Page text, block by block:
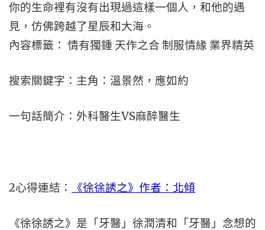
你的生命裡有沒有出現過這樣一個人，和他的遇
見，仿佛跨越了星辰和大海。
內容標籤： 情有獨鍾 天作之合 制服情緣 業界精英
搜索關鍵字：主角：溫景然，應如約
一句話簡介：外科醫生VS麻醉醫生
2心得連結： 《徐徐誘之》作者：北傾
《徐徐誘之》是「牙醫」徐潤清和「牙醫」念想的